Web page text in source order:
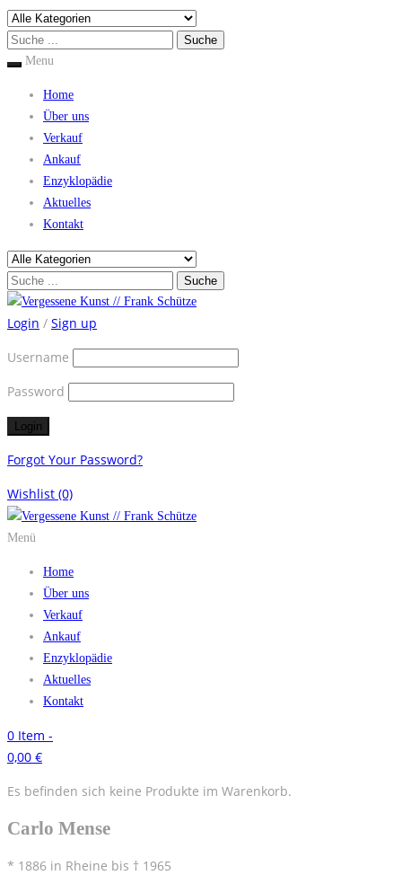
Menu
Home
Über uns
Verkauf
Ankauf
Enzyklopädie
Aktuelles
Kontakt
Login / Sign up
Username
Password
Forgot Your Password?
Wishlist (0)
Menü
Home
Über uns
Verkauf
Ankauf
Enzyklopädie
Aktuelles
Kontakt
0 Item -
0,00 €
Es befinden sich keine Produkte im Warenkorb.
Carlo Mense
* 1886 in Rheine bis † 1965